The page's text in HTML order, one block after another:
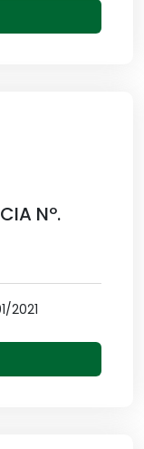
Nº.
2021